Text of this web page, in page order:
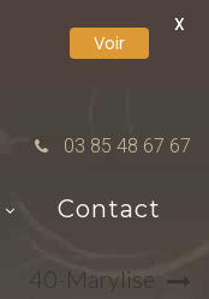
03 85 48 67 67
Contact
40-Marylise
Voir
X